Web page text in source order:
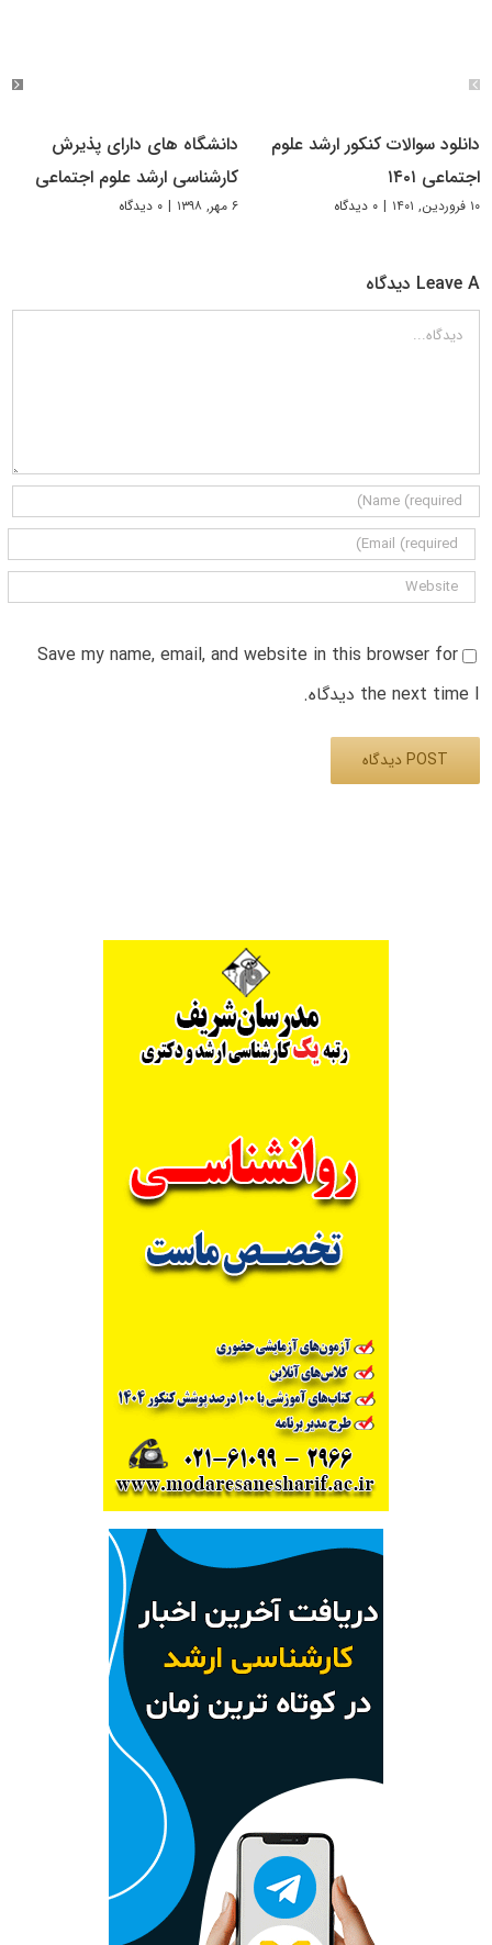
دانلود سوالات کنکور ارشد علوم
اجتماعی ۱۴۰۱
۱۰ فروردین, ۱۴۰۱ | ۰ دیدگاه
دانشگاه های دارای پذیرش
کارشناسی ارشد علوم اجتماعی
۶ مهر, ۱۳۹۸ | ۰ دیدگاه
Leave A دیدگاه
دیدگاه
Save my name, email, and website in this browser for
the next time I دیدگاه.